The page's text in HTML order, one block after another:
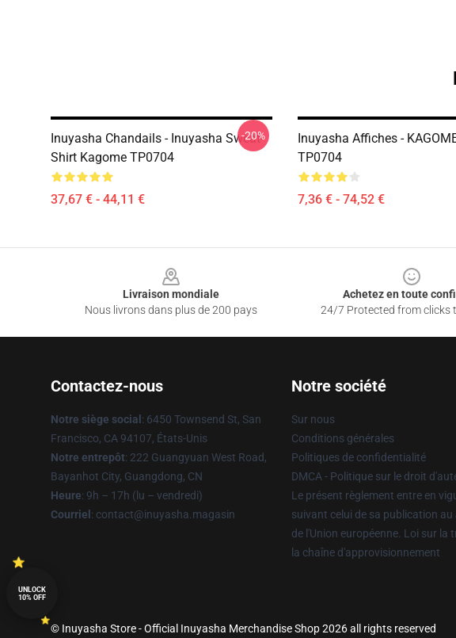
Inuyasha Chandails - Inuyasha Sweat-
Shirt Kagome TP0704
37,67 € - 44,11 €
-20%
Inuyasha Affiches -
TP0704
7,36 € - 74,52 €
Livraison mondiale
Nous livrons dans plus de 200 pays
Achetez en toute
24/7 Protected from clicks
Contactez-nous
Notre siège social : 6450 Townsend St, San
Francisco, CA 94107, États-Unis
Notre entrepôt: 222 Guangyuan West Road,
Bayanhot City, Guangdong, CN
Heure: 9h – 17h (lu – vendredi)
Courriel : contact@inuyasha.magasin
Notre société
Sur nous
Conditions générales
Politiques de confidentialité
DMCA - Politique sur le droit
Le présent règlement entre en
suivant celui de sa publication au
de l'Union européenne. Loi sur la
la chaîne d'approvisionnement
© Inuyasha Store - Official Inuyasha Merchandise Shop 2026 all rights reserved
UNLOCK
10% OFF